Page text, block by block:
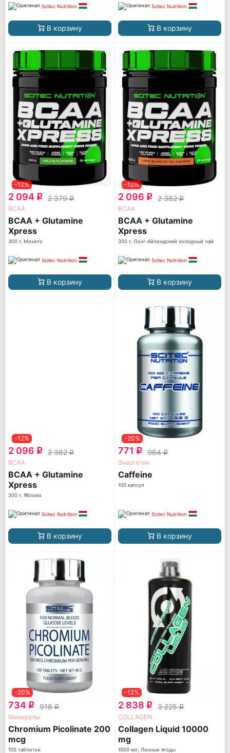
Scitec Nutrition
В корзину
Scitec Nutrition
В корзину
-12%
2 094 q 2 379q
ВСАА
BCAA + Glutamine
Xpress
300 г, Мохито
Scitec Nutrition
В корзину
-12%
2 096 q 2 382q
ВСАА
BCAA + Glutamine
Xpress
300 г, Лонг-Айлендский холодный чай
Scitec Nutrition
В корзину
-12%
2 096 q 2 382q
ВСАА
BCAA + Glutamine
Xpress
300 г, Яблоко
Scitec Nutrition
В корзину
-20%
771 q 964q
Энергетик
Caffeine
100 капсул
Scitec Nutrition
В корзину
-20%
734 q 918q
Минералы
Chromium Picolinate 200
mcg
100 таблеток
-12%
2 838 q 3 225q
COLLAGEN
Collagen Liquid 10000
mg
1000 мл, Лесные ягоды